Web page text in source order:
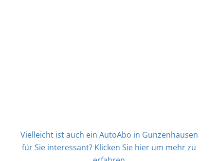
Vielleicht ist auch ein AutoAbo in Gunzenhausen
für Sie interessant? Klicken Sie hier um mehr zu